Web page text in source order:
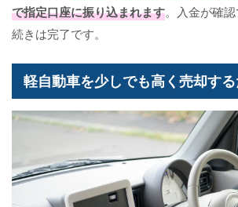
で指定口座に振り込まれます。入金が確
続きは完了です。
軽自動車を少しでも高く売却す